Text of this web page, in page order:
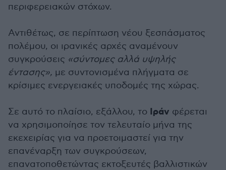
περιφερειακών στόχων.
Αντιθέτως, σε περίπτωση νέου ξεσπάσματος
πολέμου, οι ιρανικές αρχές αναμένουν
συγκρούσεις «σύντομες αλλά υψηλής
έντασης», με συντονισμένα πλήγματα σε
κρίσιμες ενεργειακές υποδομές της χώρας.
Σε αυτό το πλαίσιο, εξάλλου, το Ιράν φέρεται
να χρησιμοποίησε τον τελευταίο μήνα της
εκεχειρίας για να προετοιμαστεί για την
επανέναρξη των συγκρούσεων,
επανατοποθετώντας εκτοξευτές βαλλιστικών